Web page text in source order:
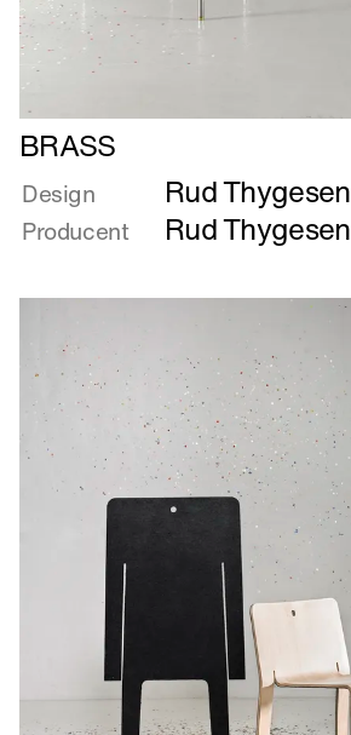
Læs
mere
om
BRASS
BRASS
Design Rud Thygesen
Producent Rud Thygesen